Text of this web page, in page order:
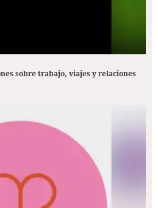
sobre trabajo, viajes y relaciones